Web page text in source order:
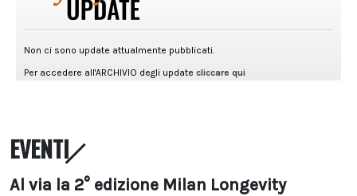
EVENTI
Al via la 2° edizione Milan Longevity